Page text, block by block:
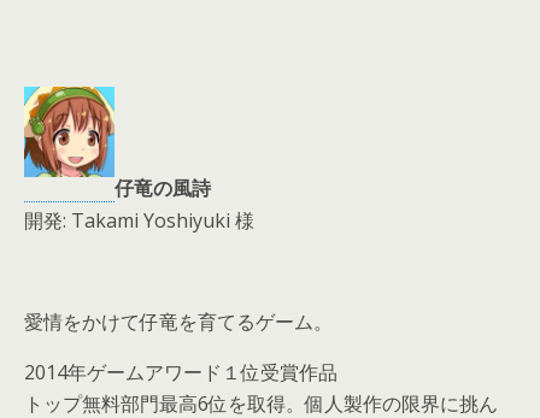
仔竜の風詩
開発: Takami Yoshiyuki 様
愛情をかけて仔竜を育てるゲーム。
2014年ゲームアワード１位受賞作品
トップ無料部門最高6位を取得。個人製作の限界に挑ん